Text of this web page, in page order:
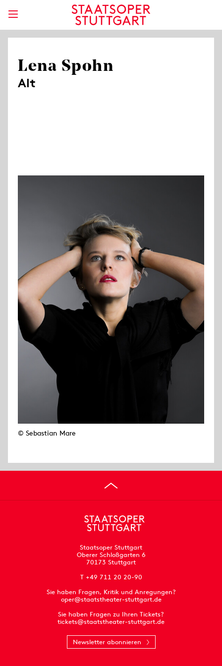
Lena Spohn
Alt
© Sebastian Mare
Staatsoper Stuttgart
Oberer Schloßgarten 6
70173 Stuttgart
T +49 711 20 20-90
Sie haben Fragen, Kritik und Anregungen?
oper@staatstheater-stuttgart.de
Sie haben Fragen zu Ihren Tickets?
tickets@staatstheater-stuttgart.de
Newsletter abonnieren